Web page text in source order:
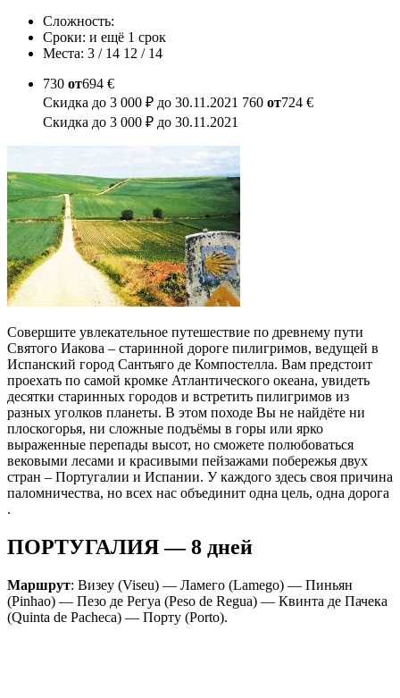
Сложность:
Сроки: и ещё 1 срок
Места: 3 / 14 12 / 14
730 от694 €
Скидка до 3 000 ₽ до 30.11.2021 760 от724 €
Скидка до 3 000 ₽ до 30.11.2021
Совершите увлекательное путешествие по древнему пути
Святого Иакова – старинной дороге пилигримов, ведущей в
Испанский город Сантьяго де Компостелла. Вам предстоит
проехать по самой кромке Атлантического океана, увидеть
десятки старинных городов и встретить пилигримов из
разных уголков планеты. В этом походе Вы не найдёте ни
плоскогорья, ни сложные подъёмы в горы или ярко
выраженные перепады высот, но сможете полюбоваться
вековыми лесами и красивыми пейзажами побережья двух
стран – Португалии и Испании. У каждого здесь своя причина
паломничества, но всех нас объединит одна цель, одна дорога
.
ПОРТУГАЛИЯ — 8 дней
Маршрут: Визеу (Viseu) — Ламего (Lamego) — Пиньян
(Pinhao) — Пезо де Регуа (Peso de Regua) — Квинта де Пачека
(Quinta de Pacheca) — Порту (Porto).